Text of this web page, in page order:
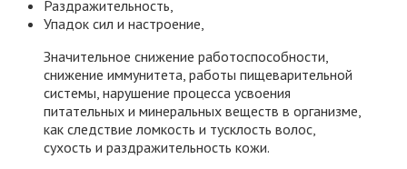
Раздражительность,
Упадок сил и настроение,
Значительное снижение работоспособности,
снижение иммунитета, работы пищеварительной
системы, нарушение процесса усвоения
питательных и минеральных веществ в организме,
как следствие ломкость и тусклость волос,
сухость и раздражительность кожи.